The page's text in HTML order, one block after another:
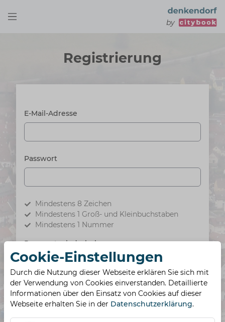
by
Registrierung
E-Mail-Adresse
Passwort
Mindestens 8 Zeichen
Mindestens 1 Groß- und Kleinbuchstaben
Mindestens 1 Nummer
Passwort wiederholen
Registrieren
Cookie-Einstellungen
Durch die Nutzung dieser Webseite erklären Sie sich mit
der Verwendung von Cookies einverstanden. Detaillierte
Informationen über den Einsatz von Cookies auf dieser
Webseite erhalten Sie in der Datenschutzerklärung.